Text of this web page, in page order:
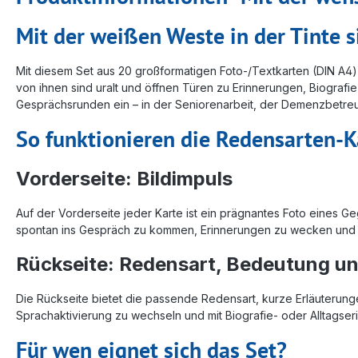
Mit der weißen Weste in der Tinte
Mit diesem Set aus 20 großformatigen Foto-/Textkarten (DIN
von ihnen sind uralt und öffnen Türen zu Erinnerungen,
Gesprächsrunden ein – in der Seniorenarbeit, der
So funktionieren die Redensarten-
Vorderseite: Bildimpuls
Auf der Vorderseite jeder Karte ist ein prägnantes Foto eines
spontan ins Gespräch zu kommen, Erinnerungen zu wecken
Rückseite: Redensart, Bedeutung
Die Rückseite bietet die passende Redensart, kurze
Sprachaktivierung zu wechseln und mit Biografie- oder
Für wen eignet sich das Set?